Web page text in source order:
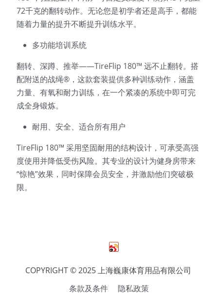
72千克的翻转动作。无论您是初学者还是高手，都能
随着力量的提升不断提升训练水平。
多功能培训系统
翻转、深蹲、推举——TireFlip 180™ 远不止翻转。搭
配附送的战绳®，这款套装提供多种训练动作，涵盖
力量、有氧和耐力训练，在一个紧凑的系统中即可完
成全身锻炼。
耐用、安全、适合所有用户
TireFlip 180™ 采用坚固耐用的结构设计，可承受高强
度使用并降低受伤风险。其专业的设计为健身房带来
“惊艳”效果，同时保障会员安全，并激励他们突破极
限。
COPYRIGHT © 2025 上海巍康体育用品有限公司
条款及条件
隐私政策